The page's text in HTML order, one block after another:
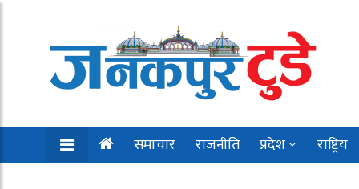
समाचार राजनीति प्रदेश राष्ट्रिय